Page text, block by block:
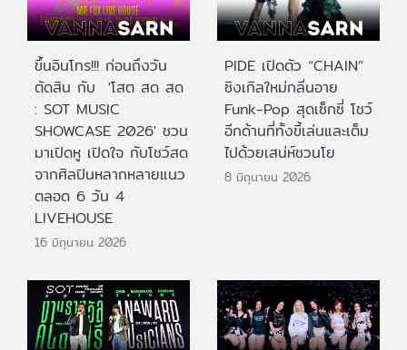
ขึ้นอินโทร!!! ก่อนถึงวัน
ตัดสิน กับ 'โสต สด สด
: SOT MUSIC
SHOWCASE 2026' ชวน
มาเปิดหู เปิดใจ กับโชว์สด
จากศิลปินหลากหลายแนว
ตลอด 6 วัน 4
LIVEHOUSE
16 มิถุนายน 2026
PIDE เปิดตัว “CHAIN”
ซิงเกิลใหม่กลิ่นอาย
Funk-Pop สุดเซ็กซี่ โชว์
อีกด้านที่ทั้งขี้เล่นและเต็ม
ไปด้วยเสน่ห์ชวนโย
8 มิถุนายน 2026